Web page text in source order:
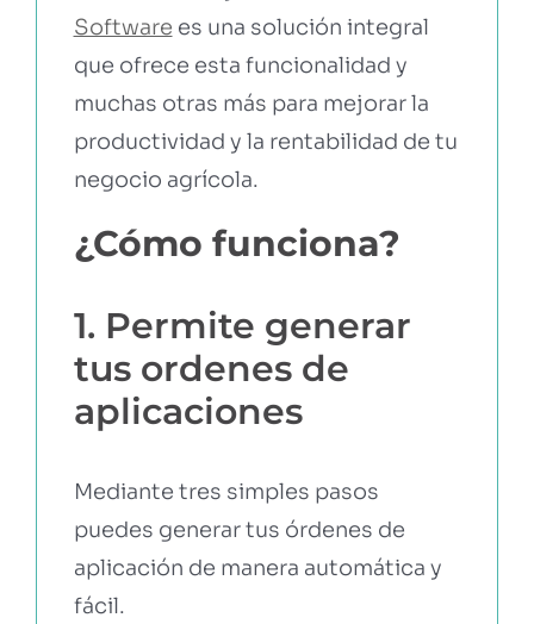
Software es una solución integral
que ofrece esta funcionalidad y
muchas otras más para mejorar la
productividad y la rentabilidad de tu
negocio agrícola.
¿Cómo funciona?
1. Permite generar
tus ordenes de
aplicaciones
Mediante tres simples pasos
puedes generar tus órdenes de
aplicación de manera automática y
fácil.